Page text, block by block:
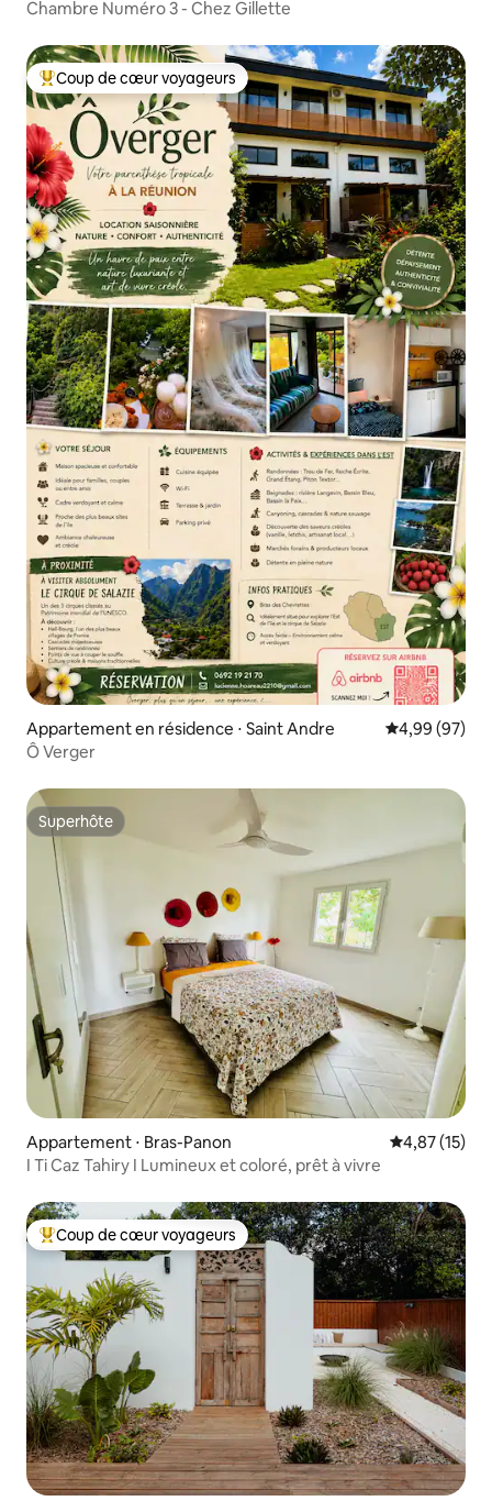
Chambre Numéro 3 - Chez Gillette
Coups de cœur voyageurs les plus appréciés
Coup de cœur voyageurs
Appartement en résidence ⋅ Saint Andre Évaluation
4,99 (97)
Ô Verger
Superhôte
Superhôte
Appartement ⋅ Bras-Panon Évaluation
4,87 (15)
I Ti Caz Tahiry I Lumineux et coloré, prêt à vivre
Coups de cœur voyageurs les plus appréciés
Coup de cœur voyageurs